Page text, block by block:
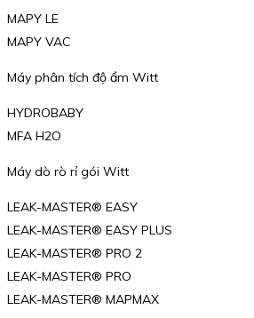
MAPY LE
MAPY VAC
Máy phân tích độ ẩm Witt
HYDROBABY
MFA H2O
Máy dò rò rỉ gói Witt
LEAK-MASTER® EASY
LEAK-MASTER® EASY PLUS
LEAK-MASTER® PRO 2
LEAK-MASTER® PRO
LEAK-MASTER® MAPMAX